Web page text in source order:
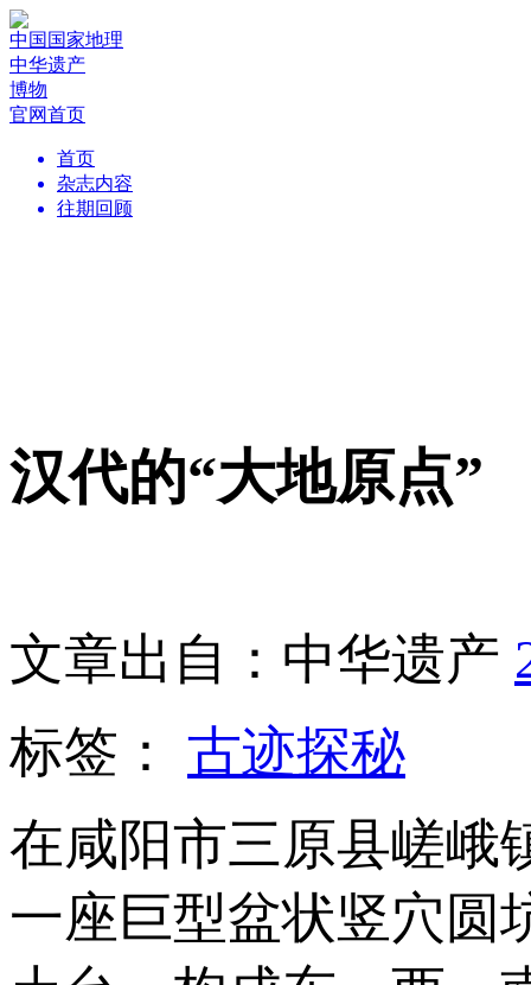
中国国家地理
中华遗产
博物
官网首页
首页
杂志内容
往期回顾
汉代的“大地原点”
文章出自：中华遗产
标签： 古迹探秘
在咸阳市三原县嵯峨
一座巨型盆状竖穴圆